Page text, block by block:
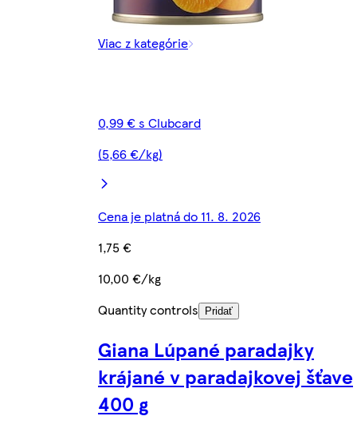
Viac z kategórie
0,99 € s Clubcard
(5,66 €/kg)
Cena je platná do 11. 8. 2026
1,75 €
10,00 €/kg
Quantity controls
Pridať
Giana Lúpané paradajky
krájané v paradajkovej šťave
400 g